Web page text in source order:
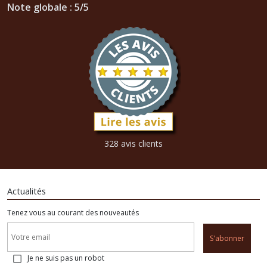
Note globale : 5/5
328 avis clients
Actualités
Tenez vous au courant des nouveautés
S'abonner
Je ne suis pas un robot